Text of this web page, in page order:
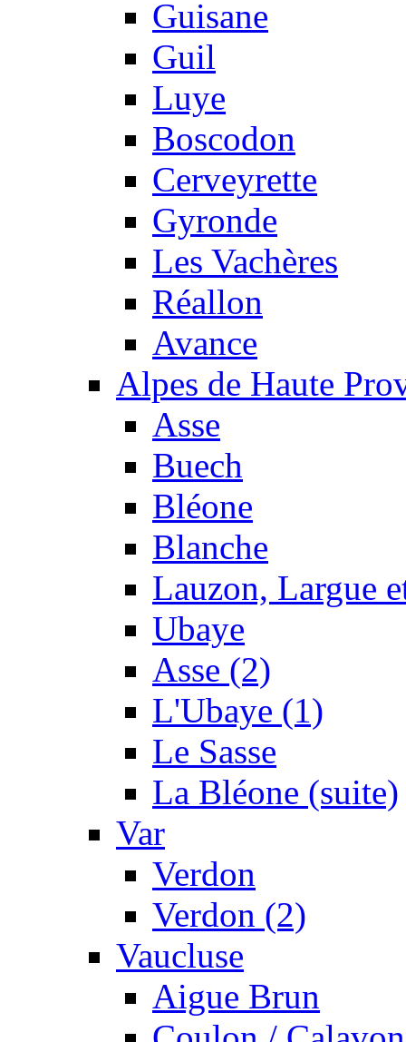
Guisane
Guil
Luye
Boscodon
Cerveyrette
Gyronde
Les Vachères
Réallon
Avance
Alpes de Haute
Asse
Buech
Bléone
Blanche
Lauzon, Largue
Ubaye
Asse (2)
L'Ubaye (1)
Le Sasse
La Bléone (suite)
Var
Verdon
Verdon (2)
Vaucluse
Aigue Brun